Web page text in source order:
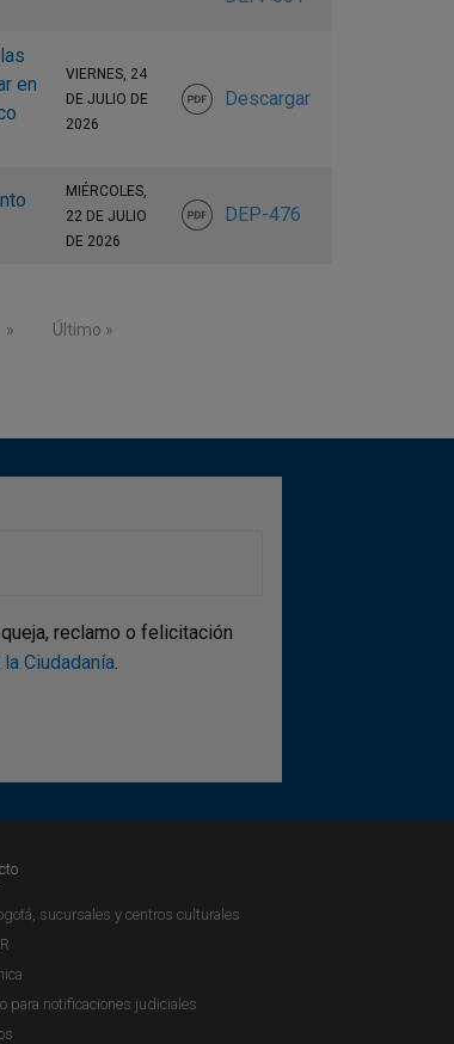
en
VIERNES, 24
DE JULIO DE
2026
Descargar
MIÉRCOLES,
22 DE JULIO
DE 2026
DEP-476
página
Última página
Último »
reclamo o felicitación
Ciudadanía.
sucursales y centros culturales
para notificaciones judiciales